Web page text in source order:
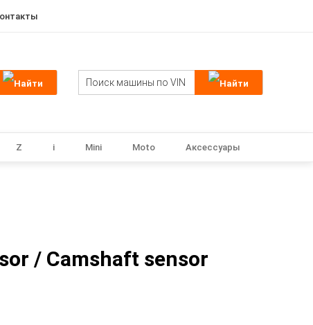
Z i Mini Moto Аксессуары
/ Camshaft sensor